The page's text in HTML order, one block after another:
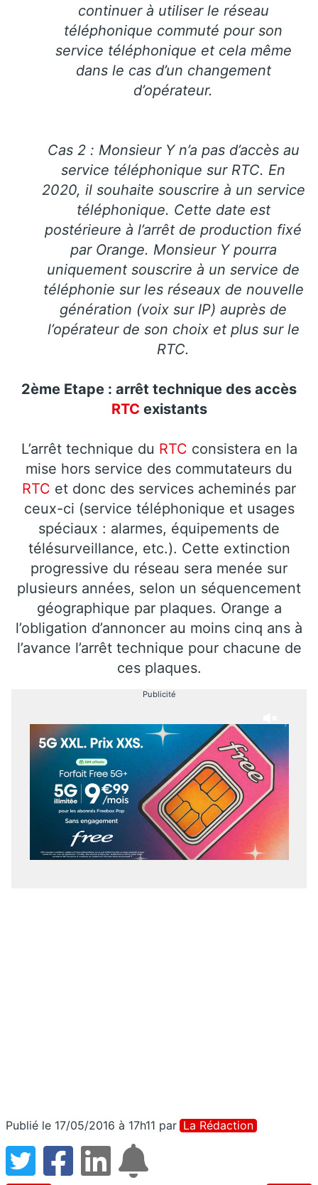
continuer à utiliser le réseau
téléphonique commuté pour son
service téléphonique et cela même
dans le cas d’un changement
d’opérateur.
Cas 2 : Monsieur Y n’a pas d’accès au
service téléphonique sur RTC. En
2020, il souhaite souscrire à un service
téléphonique. Cette date est
postérieure à l’arrêt de production fixé
par Orange. Monsieur Y pourra
uniquement souscrire à un service de
téléphonie sur les réseaux de nouvelle
génération (voix sur IP) auprès de
l’opérateur de son choix et plus sur le
RTC.
2ème Etape : arrêt technique des accès
RTC existants
L’arrêt technique du RTC consistera en la
mise hors service des commutateurs du
RTC et donc des services acheminés par
ceux-ci (service téléphonique et usages
spéciaux : alarmes, équipements de
télésurveillance, etc.). Cette extinction
progressive du réseau sera menée sur
plusieurs années, selon un séquencement
géographique par plaques. Orange a
l’obligation d’annoncer au moins cinq ans à
l’avance l’arrêt technique pour chacune de
ces plaques.
Publicité
Publié le 17/05/2016 à 17h11 par La Rédaction